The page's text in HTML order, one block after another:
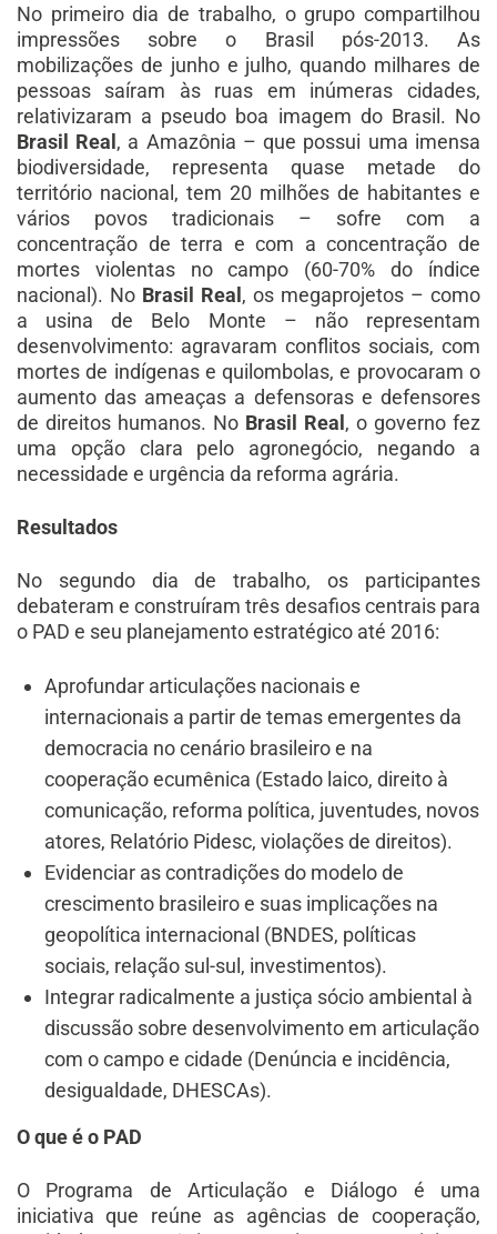
No primeiro dia de trabalho, o grupo compartilhou
impressões sobre o Brasil pós-2013. As
mobilizações de junho e julho, quando milhares de
pessoas saíram às ruas em inúmeras cidades,
relativizaram a pseudo boa imagem do Brasil. No
Brasil Real , a Amazônia – que possui uma imensa
biodiversidade, representa quase metade do
território nacional, tem 20 milhões de habitantes e
vários povos tradicionais – sofre com a
concentração de terra e com a concentração de
mortes violentas no campo (60-70% do índice
nacional). No Brasil Real , os megaprojetos – como
a usina de Belo Monte – não representam
desenvolvimento: agravaram conflitos sociais, com
mortes de indígenas e quilombolas, e provocaram o
aumento das ameaças a defensoras e defensores
de direitos humanos. No Brasil Real , o governo fez
uma opção clara pelo agronegócio, negando a
necessidade e urgência da reforma agrária.
Resultados
No segundo dia de trabalho, os participantes
debateram e construíram três desafios centrais para
o PAD e seu planejamento estratégico até 2016:
Aprofundar articulações nacionais e
internacionais a partir de temas emergentes da
democracia no cenário brasileiro e na
cooperação ecumênica (Estado laico, direito à
comunicação, reforma política, juventudes, novos
atores, Relatório Pidesc, violações de direitos).
Evidenciar as contradições do modelo de
crescimento brasileiro e suas implicações na
geopolítica internacional (BNDES, políticas
sociais, relação sul-sul, investimentos).
Integrar radicalmente a justiça sócio ambiental à
discussão sobre desenvolvimento em articulação
com o campo e cidade (Denúncia e incidência,
desigualdade, DHESCAs).
O que é o PAD
O Programa de Articulação e Diálogo é uma
iniciativa que reúne as agências de cooperação,